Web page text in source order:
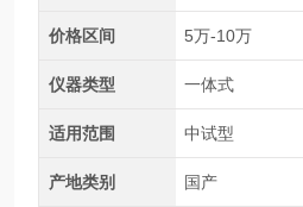
价格区间 5万-10万
仪器类型 一体式
适用范围 中试型
产地类别 国产